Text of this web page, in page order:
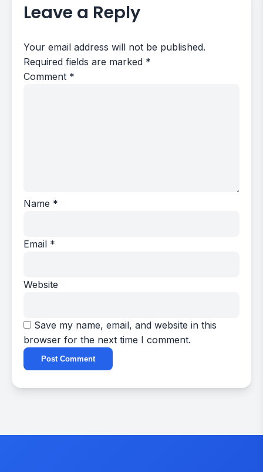
Leave a Reply
Your email address will not be published.
Required fields are marked *
Comment *
Name *
Email *
Website
Save my name, email, and website in this
browser for the next time I comment.